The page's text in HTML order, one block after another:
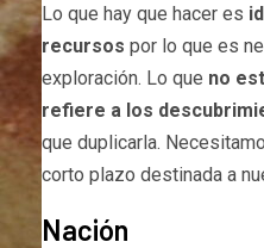
Lo que hay que hacer es
recursos por lo que es
exploración. Lo que no
refiere a los
que duplicarla.
corto plazo destinada a
Nación